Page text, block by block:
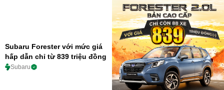
Subaru Forester với mức giá
hấp dẫn chỉ từ 839 triệu đồng
Subaru